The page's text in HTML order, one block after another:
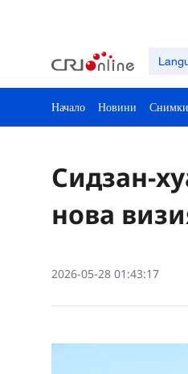
Начало Новини Снимки
Сидзан-
нова
2026-05-28 01:43:17